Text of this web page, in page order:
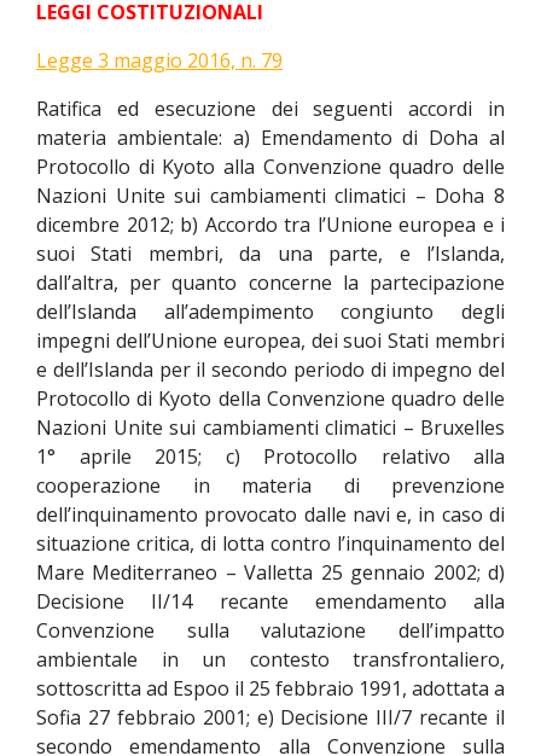
LEGGI COSTITUZIONALI
Legge 3 maggio 2016, n. 79
Ratifica ed esecuzione dei seguenti accordi in
materia ambientale: a) Emendamento di Doha al
Protocollo di Kyoto alla Convenzione quadro delle
Nazioni Unite sui cambiamenti climatici – Doha 8
dicembre 2012; b) Accordo tra l’Unione europea e i
suoi Stati membri, da una parte, e l’Islanda,
dall’altra, per quanto concerne la partecipazione
dell’Islanda all’adempimento congiunto degli
impegni dell’Unione europea, dei suoi Stati membri
e dell’Islanda per il secondo periodo di impegno del
Protocollo di Kyoto della Convenzione quadro delle
Nazioni Unite sui cambiamenti climatici – Bruxelles
1° aprile 2015; c) Protocollo relativo alla
cooperazione in materia di prevenzione
dell’inquinamento provocato dalle navi e, in caso di
situazione critica, di lotta contro l’inquinamento del
Mare Mediterraneo – Valletta 25 gennaio 2002; d)
Decisione II/14 recante emendamento alla
Convenzione sulla valutazione dell’impatto
ambientale in un contesto transfrontaliero,
sottoscritta ad Espoo il 25 febbraio 1991, adottata a
Sofia 27 febbraio 2001; e) Decisione III/7 recante il
secondo emendamento alla Convenzione sulla